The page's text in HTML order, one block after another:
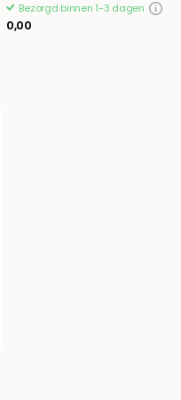
Bezorgd binnen 1-3 dagen
0,00